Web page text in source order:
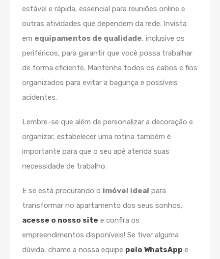
estável e rápida, essencial para reuniões online e
outras atividades que dependem da rede. Invista
em equipamentos de qualidade, inclusive os
periféricos, para garantir que você possa trabalhar
de forma eficiente. Mantenha todos os cabos e fios
organizados para evitar a bagunça e possíveis
acidentes.
Lembre-se que além de personalizar a decoração e
organizar, estabelecer uma rotina também é
importante para que o seu apê atenda suas
necessidade de trabalho.
E se está procurando o imóvel ideal para
transformar no apartamento dos seus sonhos,
acesse o nosso site e confira os
empreendimentos disponíveis! Se tiver alguma
dúvida, chame a nossa equipe pelo WhatsApp e